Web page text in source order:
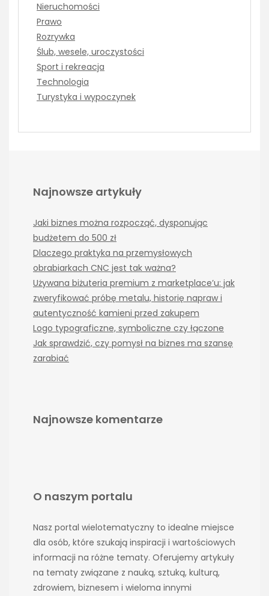
Nieruchomości
Prawo
Rozrywka
Ślub, wesele, uroczystości
Sport i rekreacja
Technologia
Turystyka i wypoczynek
Najnowsze artykuły
Jaki biznes można rozpocząć, dysponując
budżetem do 500 zł
Dlaczego praktyka na przemysłowych
obrabiarkach CNC jest tak ważna?
Używana biżuteria premium z marketplace’u: jak
zweryfikować próbę metalu, historię napraw i
autentyczność kamieni przed zakupem
Logo typograficzne, symboliczne czy łączone
Jak sprawdzić, czy pomysł na biznes ma szansę
zarabiać
Najnowsze komentarze
O naszym portalu
Nasz portal wielotematyczny to idealne miejsce
dla osób, które szukają inspiracji i wartościowych
informacji na różne tematy. Oferujemy artykuły
na tematy związane z nauką, sztuką, kulturą,
zdrowiem, biznesem i wieloma innymi